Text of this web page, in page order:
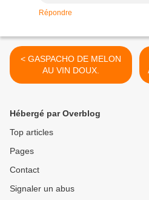
Répondre
< GASPACHO DE MELON
AU VIN DOUX.
Hébergé par Overblog
Top articles
Pages
Contact
Signaler un abus